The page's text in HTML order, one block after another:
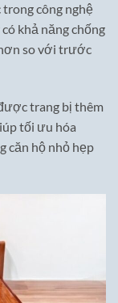
công nghệ
khả năng chống
so với trước
trang bị thêm
tối ưu hóa
căn hộ nhỏ hẹp